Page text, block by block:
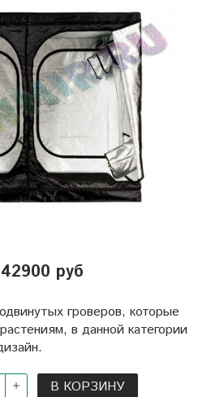
42900 руб
гроверов, которые
в данной категории
В КОРЗИНУ